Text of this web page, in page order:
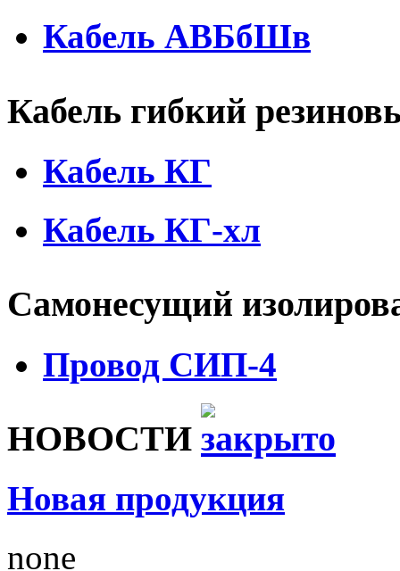
Кабель АВБбШв
Кабель гибкий
Кабель КГ
Кабель КГ-хл
Самонесущий
Провод СИП-4
НОВОСТИ
Новая продукция
none